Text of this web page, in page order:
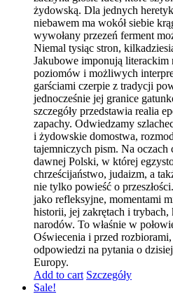
żydowską. Dla jednych
niebawem ma wokół siebie
wywołany przezeń ferment
Niemal tysiąc stron,
Jakubowe imponują literackim
poziomów i możliwych
garściami czerpie z tradycji
jednocześnie jej granice
szczegóły przedstawia realia
zapachy. Odwiedzamy
i żydowskie domostwa,
tajemniczych pism. Na
dawnej Polski, w której
chrześcijaństwo, judaizm, a
nie tylko powieść o
jako refleksyjne, momentami
historii, jej zakrętach i trybach,
narodów. To właśnie w
Oświecenia i przed
odpowiedzi na pytania o
Europy.
Add to cart Szczegóły
Sale!